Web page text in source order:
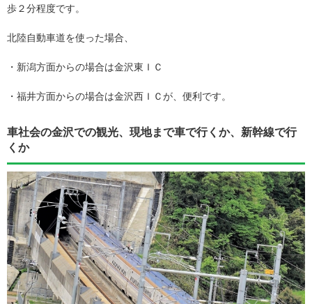
歩２分程度です。
北陸自動車道を使った場合、
・新潟方面からの場合は金沢東ＩＣ
・福井方面からの場合は金沢西ＩＣが、便利です。
車社会の金沢での観光、現地まで車で行くか、新幹線で行
くか